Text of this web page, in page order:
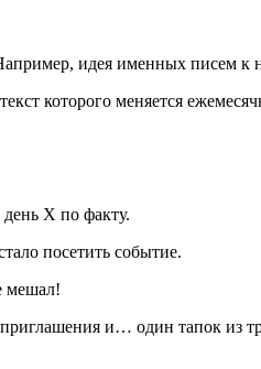
идея именных писем к
которого меняется
Х по факту.
посетить событие.
мешал!
и… один тапок из